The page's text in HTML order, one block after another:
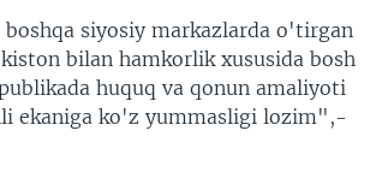
siyosiy markazlarda o'tirgan
bilan hamkorlik xususida bosh
huquq va qonun amaliyoti
ekaniga ko'z yummasligi lozim",-